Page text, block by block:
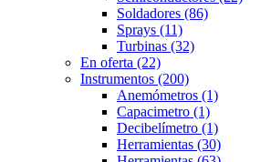
Soldadores (86)
Sprays (11)
Turbinas (32)
En oferta (22)
Instrumentos (200)
Anemómetros (1)
Capacimetro (1)
Decibelímetro (1)
Herramientas (30)